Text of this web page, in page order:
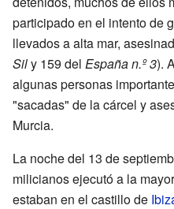
participado en el intento de
llevados a alta mar,
Sily 159 del España n.º 3).
algunas personas
"sacadas" de la cárcel y
Murcia.
La noche del 13 de
milicianos ejecutó a la
estaban en el castillo de